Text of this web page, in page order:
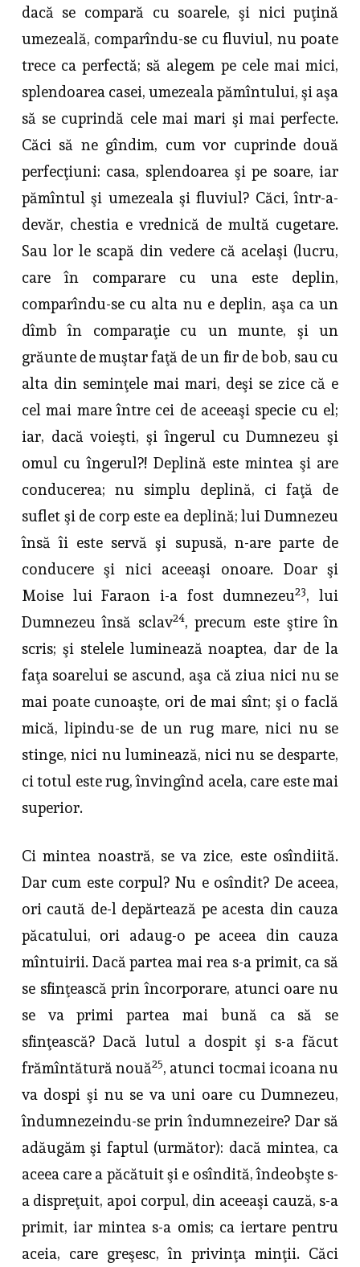
dacă se compară cu soarele, şi nici puţină
umezeală, comparîndu-se cu fluviul, nu poate
trece ca perfectă; să alegem pe cele mai mici,
splen­doarea casei, umezeala pămîntului, şi aşa
să se cuprindă cele mai mari şi mai perfecte.
Căci să ne gîndim, cum vor cuprinde două
perfecţiuni: casa, splendoarea şi pe soare, iar
pămîntul şi umezeala şi fluviul? Căci, într-a­
devăr, chestia e vrednică de multă cugetare.
Sau lor le scapă din vedere că acelaşi (lucru,
care în comparare cu una este deplin,
comparîndu-se cu alta nu e deplin, aşa ca un
dîmb în comparaţie cu un munte, şi un
grăunte de muştar faţă de un fir de bob, sau cu
alta din seminţele mai mari, deşi se zice că e
cel mai mare între cei de aceeaşi specie cu el;
iar, dacă voieşti, şi îngerul cu Dumnezeu şi
omul cu îngerul?! Deplină este mintea şi are
con­ducerea; nu simplu deplină, ci faţă de
suflet şi de corp este ea deplină; lui Dumnezeu
însă îi este servă şi supusă, n-are parte de
conducere şi nici aceeaşi onoare. Doar şi
Moise lui Faraon i-a fost dumnezeu23, lui
Dumnezeu însă sclav24, precum este ştire în
scris; şi stelele luminează noaptea, dar de la
faţa soarelui se ascund, aşa că ziua nici nu se
mai poate cunoaşte, ori de mai sînt; şi o faclă
mică, lipindu-se de un rug mare, nici nu se
stinge, nici nu luminează, nici nu se desparte,
ci totul este rug, învingînd acela, care este mai
superior.
Ci mintea noastră, se va zice, este osîndiită.
Dar cum este corpul? Nu e osîndit? De aceea,
ori caută de-l depărtează pe acesta din cauza
păca­tului, ori adaug-o pe aceea din cauza
mîntuirii. Dacă partea mai rea s-a primit, ca să
se sfinţească prin încorporare, atunci oare nu
se va primi partea mai bună ca să se
sfinţească? Dacă lutul a dospit şi s-a făcut
frămîntătură nouă25, atunci tocmai icoana nu
va dospi şi nu se va uni oare cu Dumnezeu,
îndumnezeindu-se prin îndumnezeire? Dar să
adăugăm şi faptul (următor): dacă mintea, ca
aceea care a păcătuit şi e osîndită, înde­obşte s-
a dispreţuit, apoi corpul, din aceeaşi cauză, s-a
primit, iar mintea s-a omis; ca iertare pentru
aceia, care greşesc, în privinţa minţii. Căci